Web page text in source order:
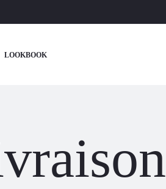
LOOKBOOK